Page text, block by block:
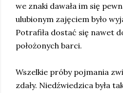
we znaki dawała im się
ulubionym zajęciem było
Potrafiła dostać się nawet
położonych barci.
Wszelkie próby pojmania
zdały. Niedźwiedzica była